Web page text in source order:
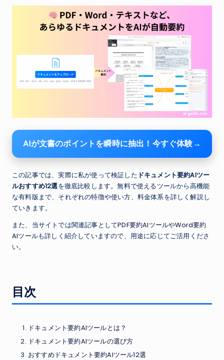
AIが文書のポイントを瞬時に抽出！今すぐ体験→
この記事では、実際に私が使って検証した ドキュメント要約AIツー
ルおすすめ12選を徹底比較します。無料で使えるツールから高機能
な有料版まで、それぞれの特徴や使い方、料金体系を詳しく解説し
ていきます。
また、当サイトでは関連記事としてPDF要約AIツールやWord要約
AIツールも詳しく紹介していますので、用途に応じてご活用くださ
い。
目次
ドキュメント要約AIツールとは？
ドキュメント要約AIツールの選び方
おすすめドキュメント要約AIツール12選